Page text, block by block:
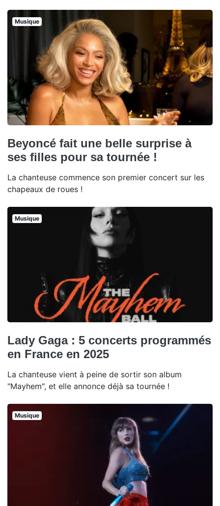
Musique
Beyoncé fait une belle surprise à
ses filles pour sa tournée !
La chanteuse commence son premier concert sur les
chapeaux de roues !
Musique
Lady Gaga : 5 concerts programmés
en France en 2025
La chanteuse vient à peine de sortir son album
"Mayhem", et elle annonce déjà sa tournée !
Musique